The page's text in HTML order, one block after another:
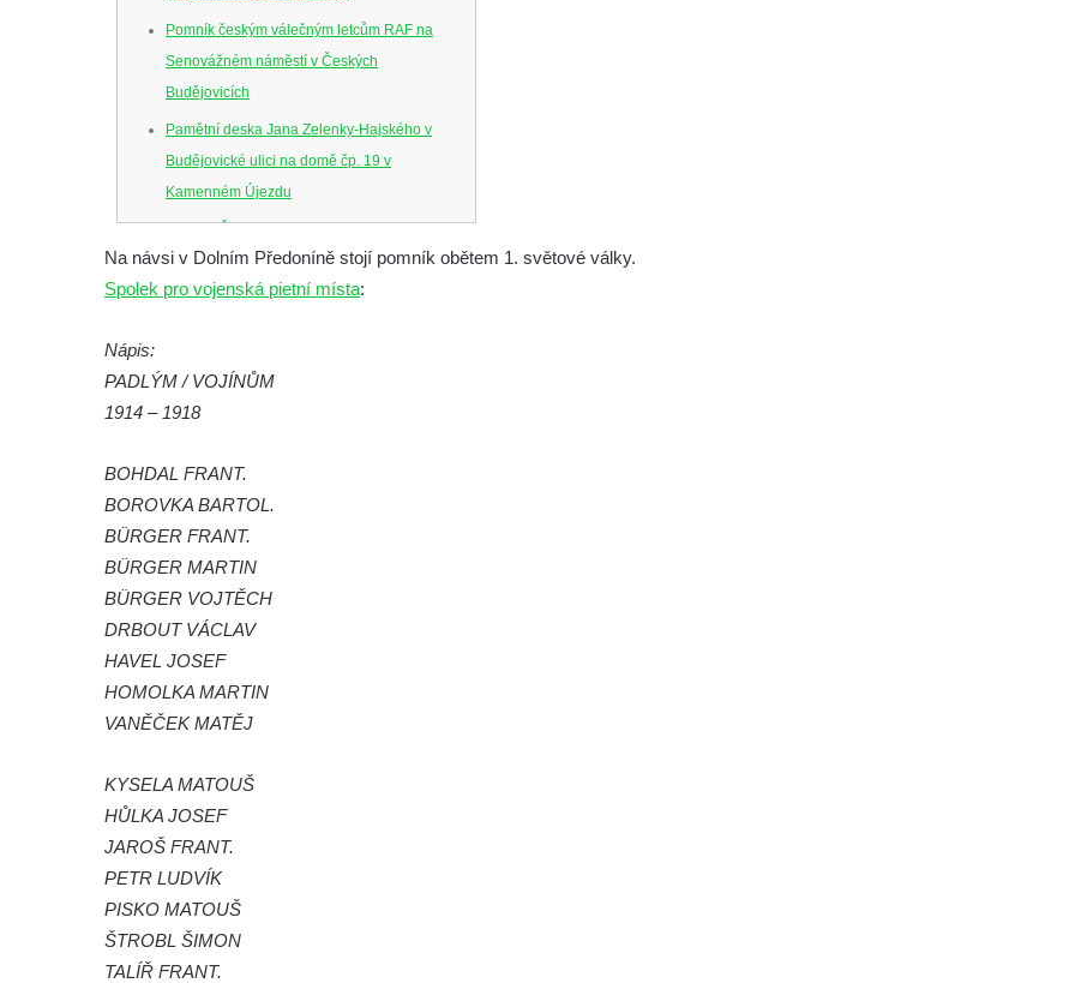
Pomník českým válečným letcům RAF na
Senovážném náměstí v Českých
Budějovicích
Pamětní deska Jana Zelenky-Hajského v
Budějovické ulici na domě čp. 19 v
Kamenném Újezdu
Kenotaf Šimona Valhy na starém hřbitově v
Kamenném Újezdě
Kenotaf Václava B. Hájka na starém
Velešíně
Kenotaf Josefa Jílka na hřbitově ve
Velešíně
Hrob Jana Foitla na hřbitově ve Velešíně
Hrob Ludvíka Tůmy na hřbitově ve Velešíně
Pomník obětem 2. světové války na hřbitově
u kostela svatého Václava ve Velešíně
pomníku obětem válek na náměstí J. V.
Kamarýta ve Velešíně
Pomník obětem 1. a 2. světové války na
náměstí J. V. Kamarýta ve Velešíně
Pomník obětem 1. a 2. světové války v
Římově
Na návsi v Dolním Předoníně stojí pomník obětem 1. světové války.
Spolek pro vojenská pietní místa:
Nápis:
PADLÝM / VOJÍNŮM
1914 – 1918
BOHDAL FRANT.
BOROVKA BARTOL.
BÜRGER FRANT.
BÜRGER MARTIN
BÜRGER VOJTĚCH
DRBOUT VÁCLAV
HAVEL JOSEF
HOMOLKA MARTIN
VANĚČEK MATĚJ
KYSELA MATOUŠ
HŮLKA JOSEF
JAROŠ FRANT.
PETR LUDVÍK
PISKO MATOUŠ
ŠTROBL ŠIMON
TALÍŘ FRANT.